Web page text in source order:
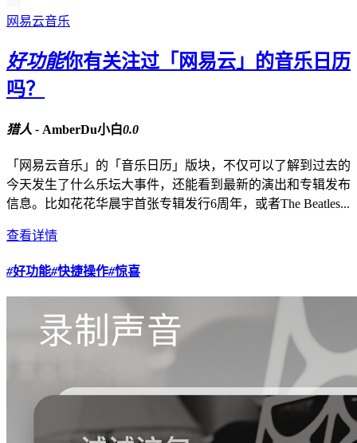
网易云音乐
好功能你有关注过「网易云」的音乐日历
吗？
猎人 - AmberDu小白0.0
「网易云音乐」的「音乐日历」版块，不仅可以了解到过去的
今天发生了什么乐坛大事件，还能看到最新的演出和专辑发布
信息。比如花花华晨宇首张专辑发行6周年，或者The Beatles...
查看详情
#好功能#快捷操作#惊喜